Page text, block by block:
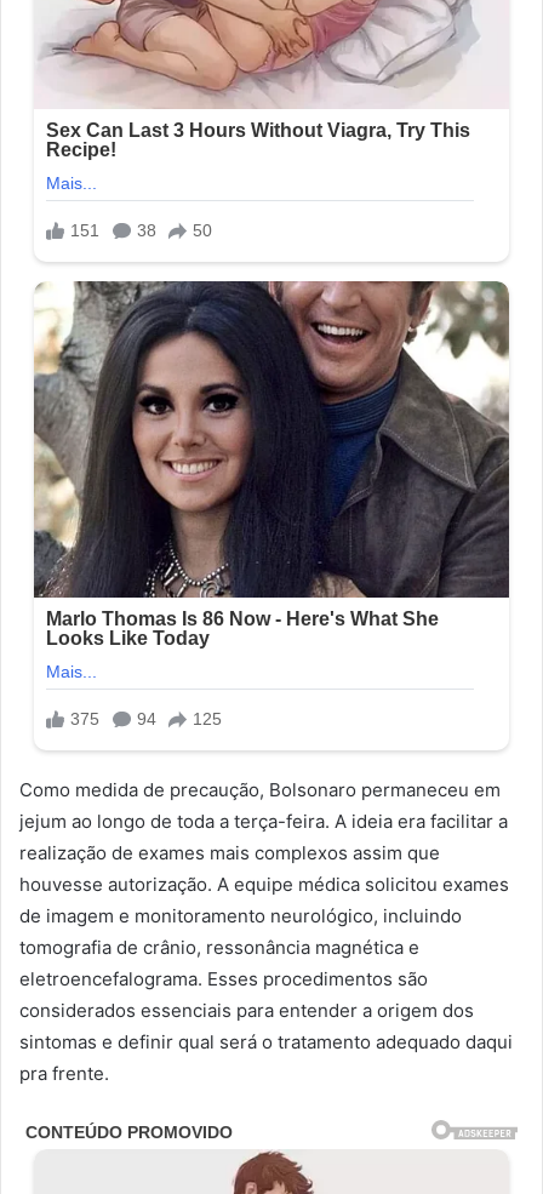
Como medida de precaução, Bolsonaro permaneceu em
jejum ao longo de toda a terça-feira. A ideia era facilitar a
realização de exames mais complexos assim que
houvesse autorização. A equipe médica solicitou exames
de imagem e monitoramento neurológico, incluindo
tomografia de crânio, ressonância magnética e
eletroencefalograma. Esses procedimentos são
considerados essenciais para entender a origem dos
sintomas e definir qual será o tratamento adequado daqui
pra frente.